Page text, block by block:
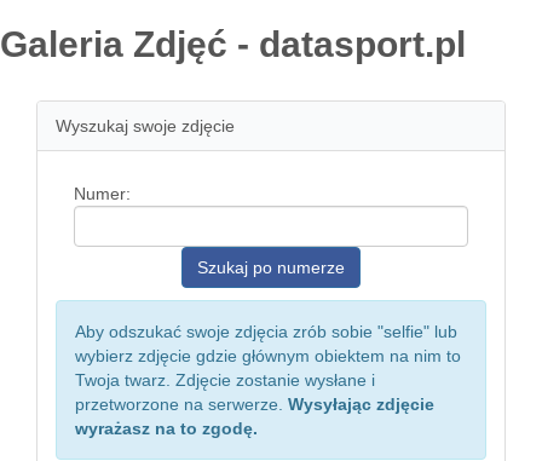
Galeria Zdjęć - datasport.pl
Wyszukaj swoje zdjęcie
Numer:
Aby odszukać swoje zdjęcia zrób sobie "selfie" lub
wybierz zdjęcie gdzie głównym obiektem na nim to
Twoja twarz. Zdjęcie zostanie wysłane i
przetworzone na serwerze. Wysyłając zdjęcie
wyrażasz na to zgodę.